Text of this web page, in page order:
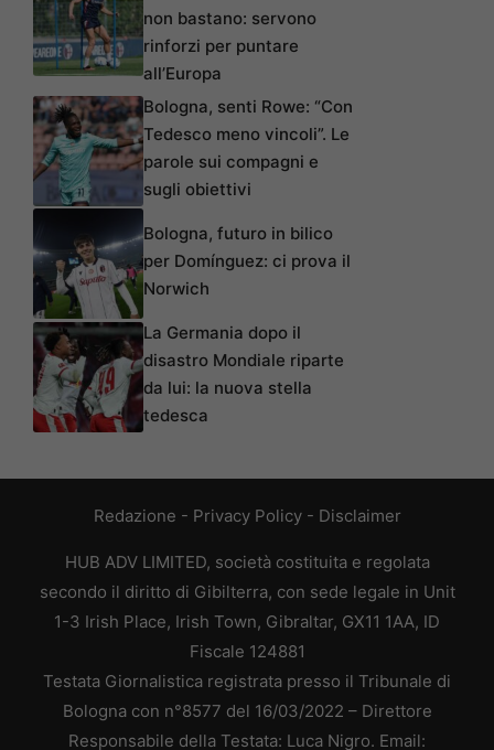
non bastano: servono
rinforzi per puntare
all’Europa
Bologna, senti Rowe: “Con
Tedesco meno vincoli”. Le
parole sui compagni e
sugli obiettivi
Bologna, futuro in bilico
per Domínguez: ci prova il
Norwich
La Germania dopo il
disastro Mondiale riparte
da lui: la nuova stella
tedesca
Redazione - Privacy Policy- Disclaimer
HUB ADV LIMITED, società costituita e regolata
secondo il diritto di Gibilterra, con sede legale in Unit
1-3 Irish Place, Irish Town, Gibraltar, GX11 1AA, ID
Fiscale 124881
Testata Giornalistica registrata presso il Tribunale di
Bologna con n°8577 del 16/03/2022 – Direttore
Responsabile della Testata: Luca Nigro. Email: